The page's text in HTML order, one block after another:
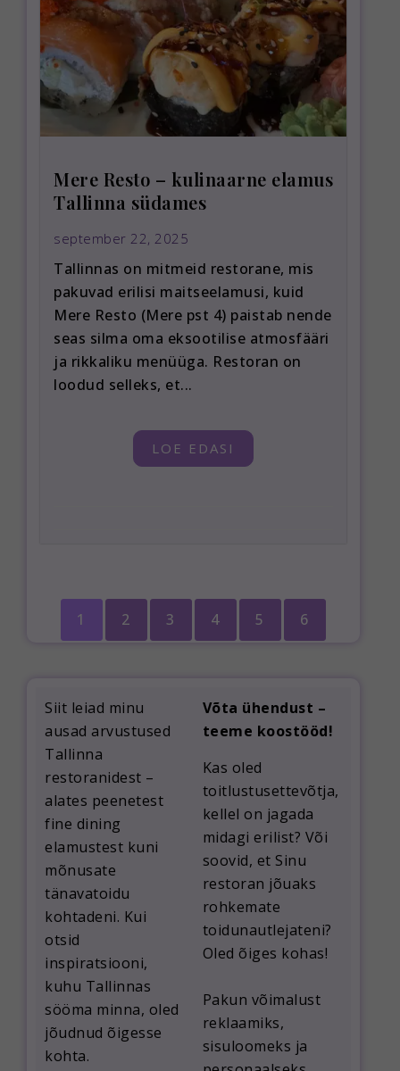
Mere Resto – kulinaarne elamus
Tallinna südames
september 22, 2025
Tallinnas on mitmeid restorane, mis
pakuvad erilisi maitseelamusi, kuid
Mere Resto (Mere pst 4) paistab nende
seas silma oma eksootilise atmosfääri
ja rikkaliku menüüga. Restoran on
loodud selleks, et...
LOE EDASI
1 2 3 4 5 6
Siit leiad minu
ausad arvustused
Tallinna
restoranidest –
alates peenetest
fine dining
elamustest kuni
mõnusate
tänavatoidu
kohtadeni. Kui
otsid
inspiratsiooni,
kuhu Tallinnas
sööma minna, oled
jõudnud õigesse
kohta.
Võta ühendust –
teeme koostööd!
Kas oled
toitlustusettevõtja,
kellel on jagada
midagi erilist? Või
soovid, et Sinu
restoran jõuaks
rohkemate
toidunautlejateni?
Oled õiges kohas!
Pakun võimalust
reklaamiks,
sisuloomeks ja